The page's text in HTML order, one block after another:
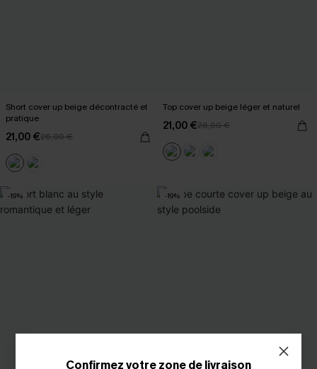
Short cover up beige décontracté et
pratique
21,00 €26,00 €
Top cover up beige léger et naturel
21,00 €26,00 €
-19% -19%
Confirmez votre zone de livraison